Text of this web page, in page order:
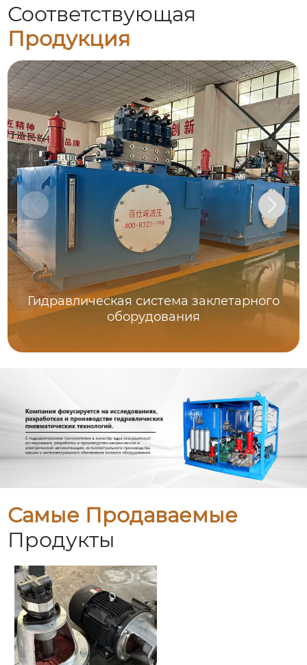
Соответствующая
Продукция
Гидравлическая система заклетарного
оборудования
Самые Продаваемые
Продукты